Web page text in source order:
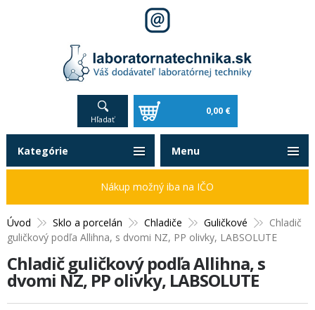
Hľadať
0,00 €
Úvod Sklo a porcelán Chladiče Guličkové
Chladič
guličkový podľa Allihna, s dvomi NZ, PP olivky, LABSOLUTE
Chladič guličkový podľa Allihna, s
dvomi NZ, PP olivky, LABSOLUTE
Kategórie
Nákup možný iba na IČO
Menu